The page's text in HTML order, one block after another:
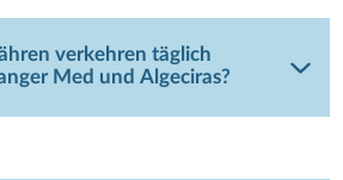
verkehren täglich
Med und Algeciras?